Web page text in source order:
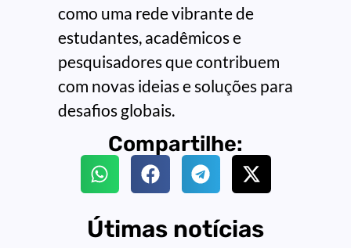
como uma rede vibrante de
estudantes, acadêmicos e
pesquisadores que contribuem
com novas ideias e soluções para
desafios globais.
Compartilhe:
Útimas notícias